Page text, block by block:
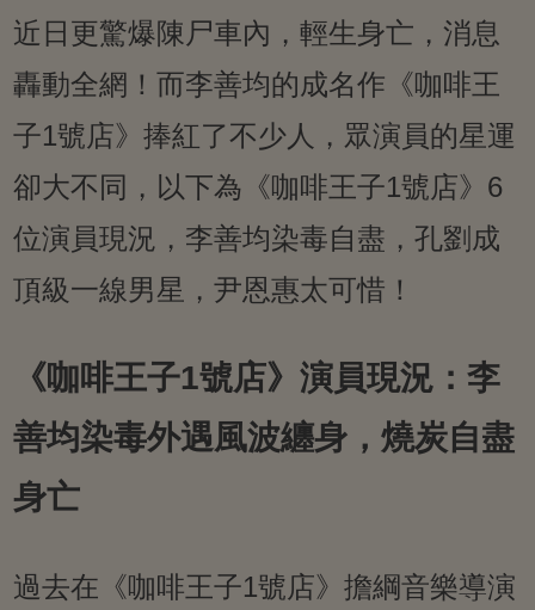
近日更驚爆陳尸車內，輕生身亡，消息
轟動全網！而李善均的成名作《咖啡王
子1號店》捧紅了不少人，眾演員的星運
卻大不同，以下為《咖啡王子1號店》6
位演員現況，李善均染毒自盡，孔劉成
頂級一線男星，尹恩惠太可惜！
《咖啡王子1號店》演員現況：李
善均染毒外遇風波纏身，燒炭自盡
身亡
過去在《咖啡王子1號店》擔綱音樂導演